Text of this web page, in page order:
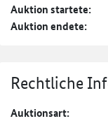
Auktion startete:
Auktion endete:
Rechtliche
Auktionsart: